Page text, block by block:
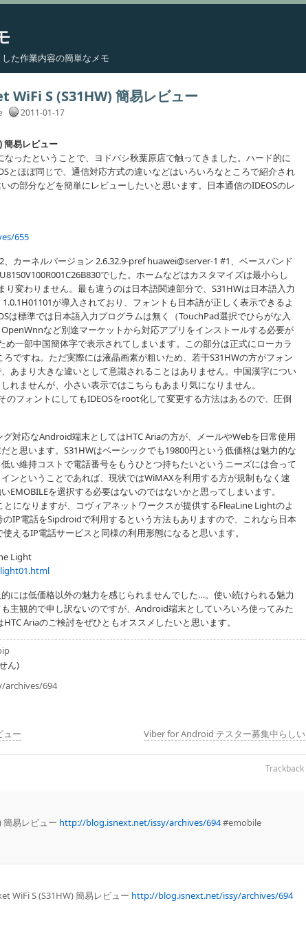
た作業内容の簡単なメモ
WiFi S (S31HW) 簡易レビュー
2011-01-17
簡易レビュー
ったということで、ヨドバシ秋葉原店で触ってきました。ハード的に
とほぼ同じで、通信対応方式の違いなどはいろいろなところで紹介され
の部分などを簡単にレビューしたいと思います。日本通信のIDEOSのレ
655
カーネルバージョン 2.6.32.9-pref huawei@server-1 #1、ベースバンド
でした。ホームなどはカスタマイズは最小らし
り変わりません。最も違うのは日本語関連部分で、S31HWは日本語入力
が導入されており、フォントも日本語が正しく表示できるよ
は標準では日本語入力プログラムは無く（TouchPad選択でひらがな入
など別途マーケットから対応アプリをインストールする必要が
め一部中国簡体字で表示されてしまいます。この部分は正式にローカラ
ですね。ただ実際には液晶画素が粗いため、若干S31HWの方がフォン
あまり大きな違いとして意識されることはありません。中国漢字につい
れませんが、小さい表示ではこちらもあまり気になりません。
のフォントにしてもIDEOSをroot化して変更する方法はあるので、圧倒
対応なAndroid端末としてはHTC Ariaの方が、メールやWebを日常使用
と思います。S31HWはベーシックでも19800円という低価格は魅力的な
い維持コストで電話番号をもうひとつ持ちたいというニーズには合って
ンということであれば、現状ではWiMAXを利用する方が規制もなく速
EMOBILEを選択する必要はないのではないかと思ってしまいます。
になりますが、コヴィアネットワークスが提供するFleaLine Lightのよ
のIP電話をSipdroidで利用するという方法もありますので、これなら日本
えるIP電話サービスと同様の利用形態になると思います。
Light
には低価格以外の魅力を感じられませんでした…。使い続けられる魅力
主観的で申し訳ないのですが、Android端末としていろいろ使ってみた
Ariaのご検討をぜひともオススメしたいと思います。
ん)
694
ュー Viber for Android テスター募集中らしい
Trackback
簡易レビュー http://blog.isnext.net/issy/archives/694#emobile
WiFi S (S31HW) 簡易レビュー http://blog.isnext.net/issy/archives/694